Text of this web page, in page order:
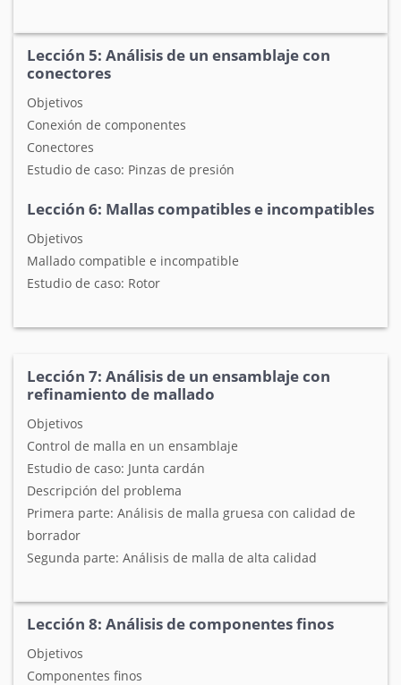
Lección 5: Análisis de un ensamblaje con
conectores
Objetivos
Conexión de componentes
Conectores
Estudio de caso: Pinzas de presión
Lección 6: Mallas compatibles e incompatibles
Objetivos
Mallado compatible e incompatible
Estudio de caso: Rotor
Lección 7: Análisis de un ensamblaje con
refinamiento de mallado
Objetivos
Control de malla en un ensamblaje
Estudio de caso: Junta cardán
Descripción del problema
Primera parte: Análisis de malla gruesa con calidad de
borrador
Segunda parte: Análisis de malla de alta calidad
Lección 8: Análisis de componentes finos
Objetivos
Componentes finos